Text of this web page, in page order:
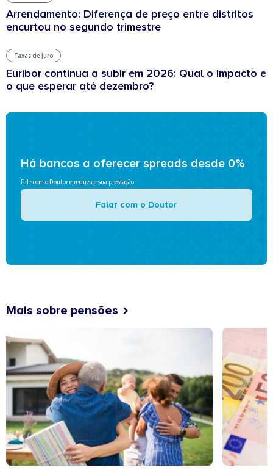
Arrendamento: Diferença de preço entre distritos
encurtou no segundo trimestre
Taxas de Juro
Euribor continua a subir em 2026: Qual o impacto e
o que esperar até dezembro?
Há bancos a oferecer spreads desde 0%
Fale com o Doutor e reduza a sua prestação
Falar com o Doutor
Mais sobre pensões